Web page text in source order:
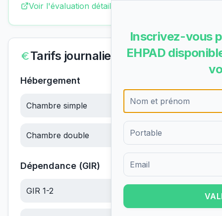
Voir l'évaluation détaillée complète
Tarifs journaliers
Hébergement
Chambre simple 60.52€/jour
Chambre double 60.52
Dépendance (GIR)
GIR 1-2
Inscrivez-vous
EHPAD
Formulaire d'inscription pour